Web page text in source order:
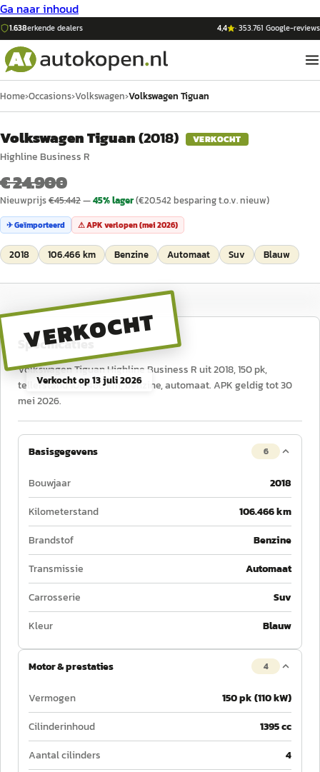
Ga naar inhoud
1.638erkende dealers 4,4 ·353.761 Google-reviews
Home›Occasions›Volkswagen›Volkswagen Tiguan
Volkswagen Tiguan(2018) VERKOCHT
Highline Business R
€ 24.900
Nieuwprijs€45.442—45% lager(€20.542 besparing t.o.v. nieuw)
✈ Geïmporteerd ⚠ APK verlopen (mei 2026)
2018 106.466 km Benzine Automaat Suv Blauw
VERKOCHT
Verkocht op13 juli 2026
Specificaties
Volkswagen Tiguan Highline Business R uit 2018, 150 pk,
tellerstand 106.466 km, benzine, automaat. APK geldig tot 30
mei 2026.
Basisgegevens 6
Bouwjaar
2018
Kilometerstand
106.466 km
Brandstof
Benzine
Transmissie
Automaat
Carrosserie
Suv
Kleur
Blauw
Motor & prestaties 4
Vermogen
150 pk (110 kW)
Cilinderinhoud
1395 cc
Aantal cilinders
4